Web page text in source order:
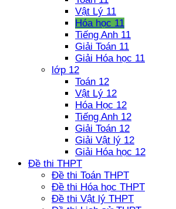
Vật Lý 11
Hóa học 11
Tiếng Anh 11
Giải Toán 11
Giải Hóa học 11
lớp 12
Toán 12
Vật Lý 12
Hóa Học 12
Tiếng Anh 12
Giải Toán 12
Giải Vật lý 12
Giải Hóa học 12
Đề thi THPT
Đề thi Toán THPT
Đề thi Hóa học THPT
Đề thi Vật lý THPT